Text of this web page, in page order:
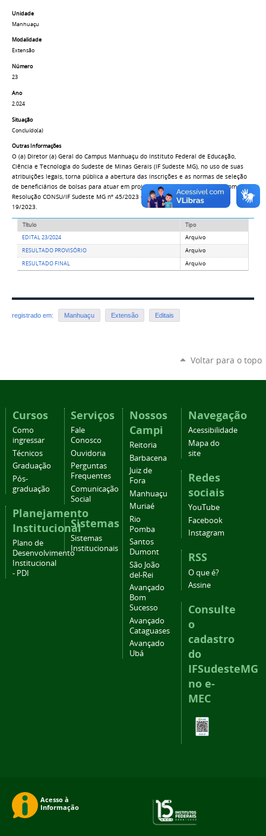
Unidade
Manhuaçu
Modalidade
Extensão
Número
23
Ano
2.024
Situação
Concluído(a)
Outras Informações
O (a) Diretor (a) Geral do Campus Manhuaçu do Instituto Federal de Educação,
Ciência e Tecnologia do Sudeste de Minas Gerais (IF Sudeste MG), no uso de suas
atribuições legais, torna pública a abertura das inscrições e as normas de seleção
de beneficiários de bolsas para atuar em projetos de extensão, de acordo com a
Resolução CONSU/IF Sudeste MG nº 45/2023 e com a Portaria SETEC/MEC nº
19/2023.
Título
Tipo
EDITAL 23/2024
Arquivo
RESULTADO PROVISÓRIO
Arquivo
RESULTADO FINAL
Arquivo
registrado em: Manhuaçu Extensão Editais
Voltar para o topo
Cursos
Como
ingressar
Técnicos
Graduação
Pós-
graduação
Planejamento
Institucional
Plano de
Desenvolvimento
Institucional
- PDI
Serviços
Fale
Conosco
Ouvidoria
Perguntas
Frequentes
Comunicação
Social
Sistemas
Sistemas
Institucionais
Nossos
Campi
Reitoria
Barbacena
Juiz de
Fora
Manhuaçu
Muriaé
Rio
Pomba
Santos
Dumont
São João
del-Rei
Avançado
Bom
Sucesso
Avançado
Cataguases
Avançado
Ubá
Navegação
Acessibilidade
Mapa do
site
Redes
sociais
YouTube
Facebook
Instagram
RSS
O que é?
Assine
Consulte
o
cadastro
do
IFSudesteMG
no e-
MEC